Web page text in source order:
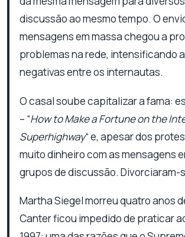
discussão ao mesmo tempo. O
mensagens em massa chegou a
problemas na rede, intensificando
negativas entre os internautas.
O casal soube capitalizar a fama:
– “How to Make a Fortune on the
Superhighway“ e, apesar dos
muito dinheiro com as mensagens
grupos de discussão. Divorciaram-
Martha Siegel morreu quatro anos
Canter ficou impedido de praticar